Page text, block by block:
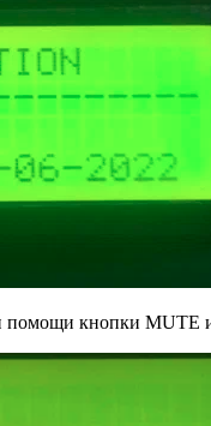
помощи кнопки MUTE